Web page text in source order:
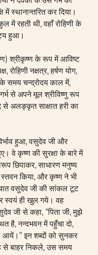
में स्थानान्तरित कर दिया।
में रहती थी, वहाँ रोहिणी के
हुआ।
श्रीकृष्ण के रूप में आविष्ट
रोहिणी नक्षत्र, हर्षण योग,
समय चन्द्रोदय काल में,
से अपने मूल श्रीविष्णु रूप
से अलङ्कृत साक्षात हरी का
हुआ, वसुदेव जी और
वे कृष्ण की सुरक्षा के बारे में
छिपाकर, साधारण मनुष्य
किया, और कृष्ण ने भी
वसुदेव जी की सांकल टूट
स्वयं ही खुल गये। वह
जी से कहा, “पिता जी, मुझे
है, नन्दभवन में पहुँचा दो,
आयें।” इन शब्दों को सुनकर
से बाहर निकले, उस समय